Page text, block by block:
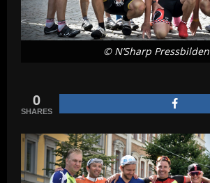
© N’Sharp Pressbilden
0
SHARES